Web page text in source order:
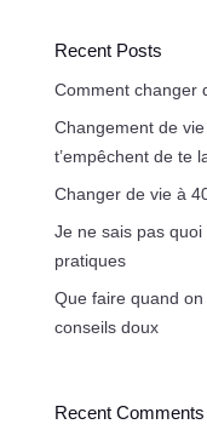
Recent Posts
Comment changer
Changement de
t’empêchent de te
Changer de vie à
Je ne sais pas
pratiques
Que faire quand
conseils doux
Recent Comments